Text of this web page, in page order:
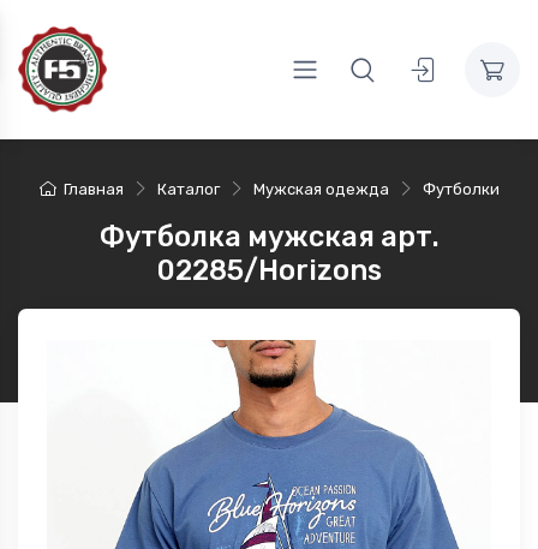
Главная Каталог Мужская одежда Футболки
Футболка мужская арт.
02285/Horizons